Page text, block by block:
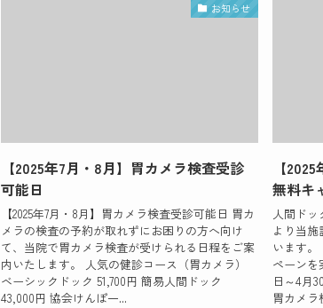
お知らせ
【2025年7月・8月】胃カメラ検査受診
可能日
【2025年7月・8月】胃カメラ検査受診可能日 胃カ
メラの検査の予約が取れずにお困りの方へ向け
て、当院で胃カメラ検査が受けられる日程をご案
内いたします。 人気の健診コース（胃カメラ）
ベーシックドック 51,700円 簡易人間ドック
43,000円 協会けんぽ一...
【
無料キ
人間ド
より当
います
ペーンを
日～4月
胃カメラ